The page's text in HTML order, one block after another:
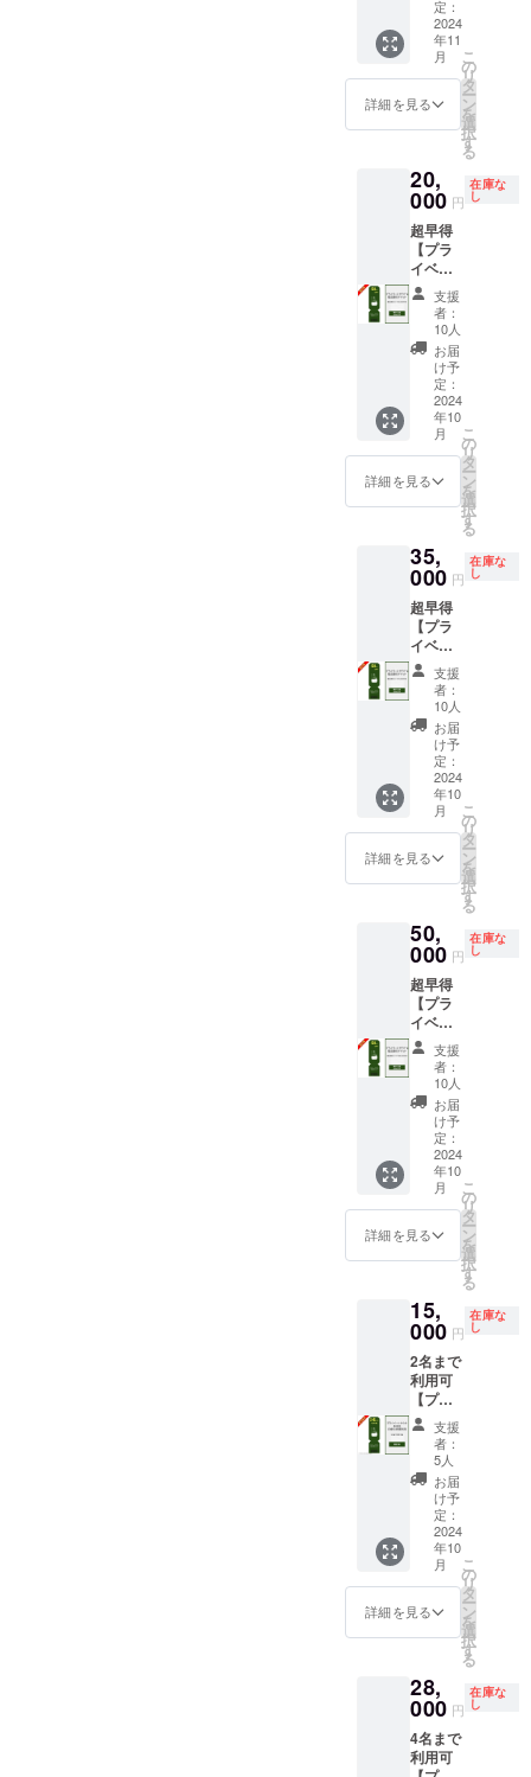
ム）を
必ずご
記入く
ださ
本商品
は
500,000
り切れ
となっ
ている
ゴール
ドスポ
ンサー
と同様
の商品
です
が、リ
ターン
品の提
供に通
常より
お時間
だきく
可能性
了承く
ださ
い。
程度を
想定 内
容：事
業用土
地の見
つけ方/
ト/旅館
業申請
のポイ
ント/資
金調達
（日本
政策金
融公庫/
銀行）/
両立の
工夫
他 ・ク
ラウド
ファン
ディン
後、日
程/参加
細情報
をメー
ルにて
ご案内
しま
す。
ラン予
約時に
ご利用
いただ
けま
す。 ・
プラン
の実施
予定は
ありま
せん
が、ク
ラウド
ファン
ディン
グ特別
プラン
となり
ます。
・当施
設の稼
働可能
日に限
ます。
・食材
は付き
ませ
ん。ご
自由に
お持ち
込みく
ださ
い。 ・
現金へ
の交換
はでき
ませ
ん。 ・
間：発
行日〜
までの3
年間 ※
割引
コード
を発行
いたし
ます。
HPより
ご予約
の際、
忘れず
に記入
をお願
いいた
しま
(URL：
coming
は
15,000
円の売
り切れ
となっ
ている
日帰り
プラン
と同様
の商品
です
が、予
約枠の
関係で
コード
通常よ
りお時
ただく
可能性
がある
ことご
了承く
ださ
セット
を提供
しま
す。当
施設の
専用ア
メニ
ティを
自宅で
リラッ
クスし
ていた
だけま
す。 ・
数量：
アロマ
オイル
5ml×1
・バス
ソルト
450g×1
・香
り：ア
ロマオ
イル
ブ/シト
ラ
ス）、
バスソ
ルト
（レモ
ンハー
ブ） ※
オイル
の香り
は3種類
ありま
すが、
弊社よ
りラン
ダムで
香りを
到着を
お楽し
みにし
てくだ
さい。
定：
2024
年11
月
詳細を見る
こ
の
リ
タ
ー
ン
を
選
択
す
る
20,
000 円
在庫な
し
超早得
【プラ
イベー
トサウ
ナ＆宿
泊先行
割引チ
ケッ
ト】 宿
泊割引
コード
40,000
円分 ・
「log&s
auna 和
-
nagomi,
wakaya
ma- 」
での宿
泊予約
時にご
利用い
ただけ
ます。
・通常
価格の
半額
（20,00
0円）で
ご利用
いただ
けま
す。 ・
ませ
ん。 ・
当施設
は素泊
まりの
ご提供
となり
ます。
食材は
付きま
せん。
ご自由
にお持
ち込み
くださ
い。 ・
有効期
日〜
2027年
9月30日
までの3
年間 ※
宿泊料
金の目
安：2名
宿泊
（食事
無）：
合計
48,000
円〜、4
名宿泊
無）：
合計
名宿泊
（食事
無）：
合計
112,000
支援
者：
10人
お届
け予
定：
2024
年10
月
詳細を見る
こ
の
リ
タ
ー
ン
を
選
択
す
る
35,
000 円
在庫な
し
超早得
【プラ
イベー
トサウ
ナ＆宿
泊先行
割引チ
ケッ
ト】 宿
泊割引
コード
70,000
円分 ・
「log&s
auna 和
-
nagomi,
wakaya
ma- 」
での宿
泊予約
時にご
利用い
ただけ
ます。
・通常
価格の
半額
（35,00
0円）で
ご利用
いただ
けま
す。 ・
ませ
ん。 ・
当施設
は素泊
まりの
ご提供
となり
ます。
食材は
付きま
せん。
ご自由
にお持
ち込み
くださ
い。 ・
有効期
日〜
2027年
9月30日
までの3
年間 ※
支援
者：
10人
お届
け予
定：
2024
年10
月
詳細を見る
こ
の
リ
タ
ー
ン
を
選
択
す
る
50,
000 円
在庫な
し
超早得
【プラ
イベー
トサウ
ナ＆宿
泊先行
割引チ
ケッ
ト】 宿
泊割引
コード
100,000
円分 ・
「log&s
auna 和
-
nagomi,
wakaya
ma- 」
での宿
泊予約
時にご
利用い
ただけ
ます。
・通常
価格の
半額
（50,00
0円）で
ご利用
いただ
けま
す。 ・
ませ
ん。 ・
当施設
は素泊
まりの
支援
者：
10人
お届
け予
定：
2024
年10
月
詳細を見る
こ
の
リ
タ
ー
ン
を
選
択
す
る
15,
000 円
在庫な
し
2名まで
利用可
【プラ
イベー
トサウ
ナ＆
BBQ日
帰り特
別プラ
ン 3時
間利
用】 日
帰り割
引コー
ド
15,000
「log&s
auna 和
-
nagomi,
wakaya
支援
者：
5人
お届
け予
定：
2024
年10
月
詳細を見る
こ
の
リ
タ
ー
ン
を
選
択
す
る
28,
000 円
在庫な
し
4名まで
利用可